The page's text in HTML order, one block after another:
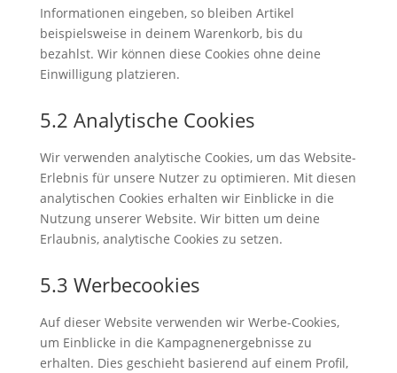
Informationen eingeben, so bleiben Artikel
beispielsweise in deinem Warenkorb, bis du
bezahlst. Wir können diese Cookies ohne deine
Einwilligung platzieren.
5.2 Analytische Cookies
Wir verwenden analytische Cookies, um das Website-
Erlebnis für unsere Nutzer zu optimieren. Mit diesen
analytischen Cookies erhalten wir Einblicke in die
Nutzung unserer Website. Wir bitten um deine
Erlaubnis, analytische Cookies zu setzen.
5.3 Werbecookies
Auf dieser Website verwenden wir Werbe-Cookies,
um Einblicke in die Kampagnenergebnisse zu
erhalten. Dies geschieht basierend auf einem Profil,